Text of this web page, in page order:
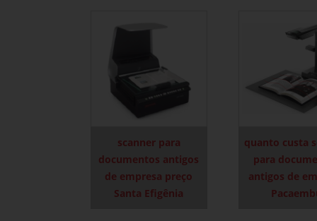
scanner para
documentos antigos
de empresa preço
Santa Efigênia
quanto custa
para
antigos de